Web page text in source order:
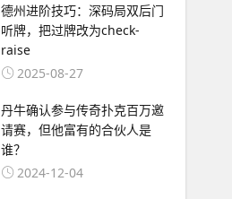
德州进阶技巧：深码局双后门
听牌，把过牌改为check-
raise
2025-08-27
丹牛确认参与传奇扑克百万邀
请赛，但他富有的合伙人是
谁？
2024-12-04